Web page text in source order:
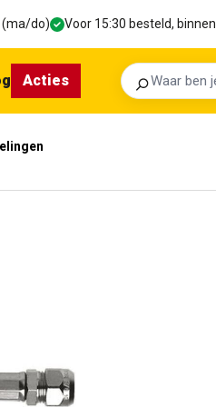
(ma/do) Voor 15:30 besteld,
Zoeken
Acties